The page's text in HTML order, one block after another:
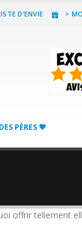
D’ENVIE >
PÈRES 💖
offrir tellement